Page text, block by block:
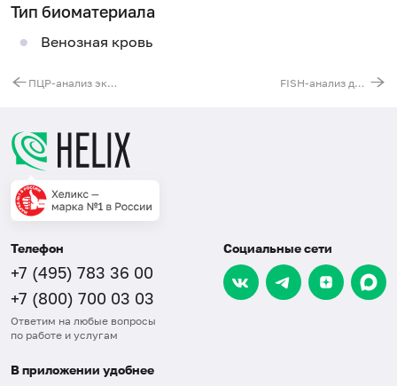
Тип биоматериала
Венозная кровь
ПЦР-анализ экспрессии гена WT1 FISH-анализ делеции 12p
Телефон
+7 (495) 783 36 00
+7 (800) 700 03 03
Ответим на любые вопросы
по работе и услугам
Социальные сети
В приложении удобнее